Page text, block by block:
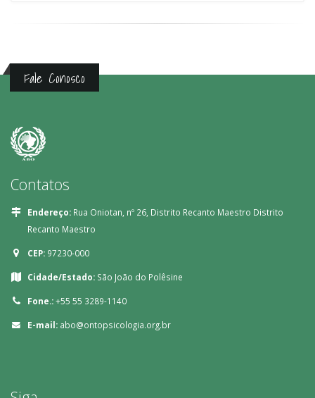
Fale Conosco
Contatos
Endereço: Rua Oniotan, nº 26, Distrito Recanto Maestro Distrito
Recanto Maestro
CEP: 97230-000
Cidade/Estado: São João do Polêsine
Fone.:+55 55 3289-1140
E-mail: abo@ontopsicologia.org.br